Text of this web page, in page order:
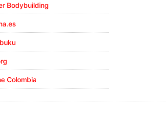
Bodybuilding
Colombia